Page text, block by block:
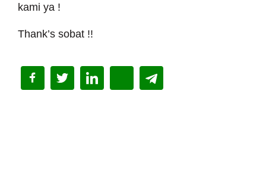
kami ya !
Thank’s sobat !!